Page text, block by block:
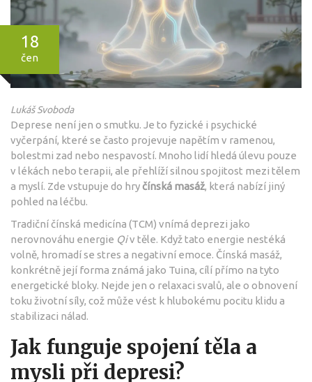
18
čen
Lukáš Svoboda
Deprese není jen o smutku. Je to fyzické i psychické
vyčerpání, které se často projevuje napětím v ramenou,
bolestmi zad nebo nespavostí. Mnoho lidí hledá úlevu pouze
v lékách nebo terapii, ale přehlíží silnou spojitost mezi tělem
a myslí. Zde vstupuje do hry čínská masáž, která nabízí jiný
pohled na léčbu.
Tradiční čínská medicína (TCM) vnímá deprezi jako
nerovnováhu energie Qiv těle. Když tato energie nestéká
volně, hromadí se stres a negativní emoce. Čínská masáž,
konkrétně její forma známá jako Tuina, cílí přímo na tyto
energetické bloky. Nejde jen o relaxaci svalů, ale o obnovení
toku životní síly, což může vést k hlubokému pocitu klidu a
stabilizaci nálad.
Jak funguje spojení těla a
mysli při depresi?